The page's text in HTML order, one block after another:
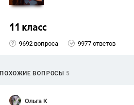
11 класс
9692 вопроса 9977 ответов
ПОХОЖИЕ ВОПРОСЫ 5
Ольга К